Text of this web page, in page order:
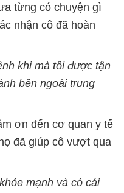
từng có chuyện gì
nhận cô đã hoàn
khi mà tôi được tận
bên ngoài trung
ơn đến cơ quan y tế
đã giúp cô vượt qua
mạnh và có cái